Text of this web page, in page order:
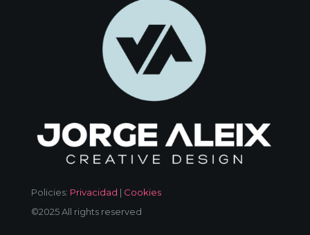
Policies: Privacidad | Cookies
©2025 All rights reserved